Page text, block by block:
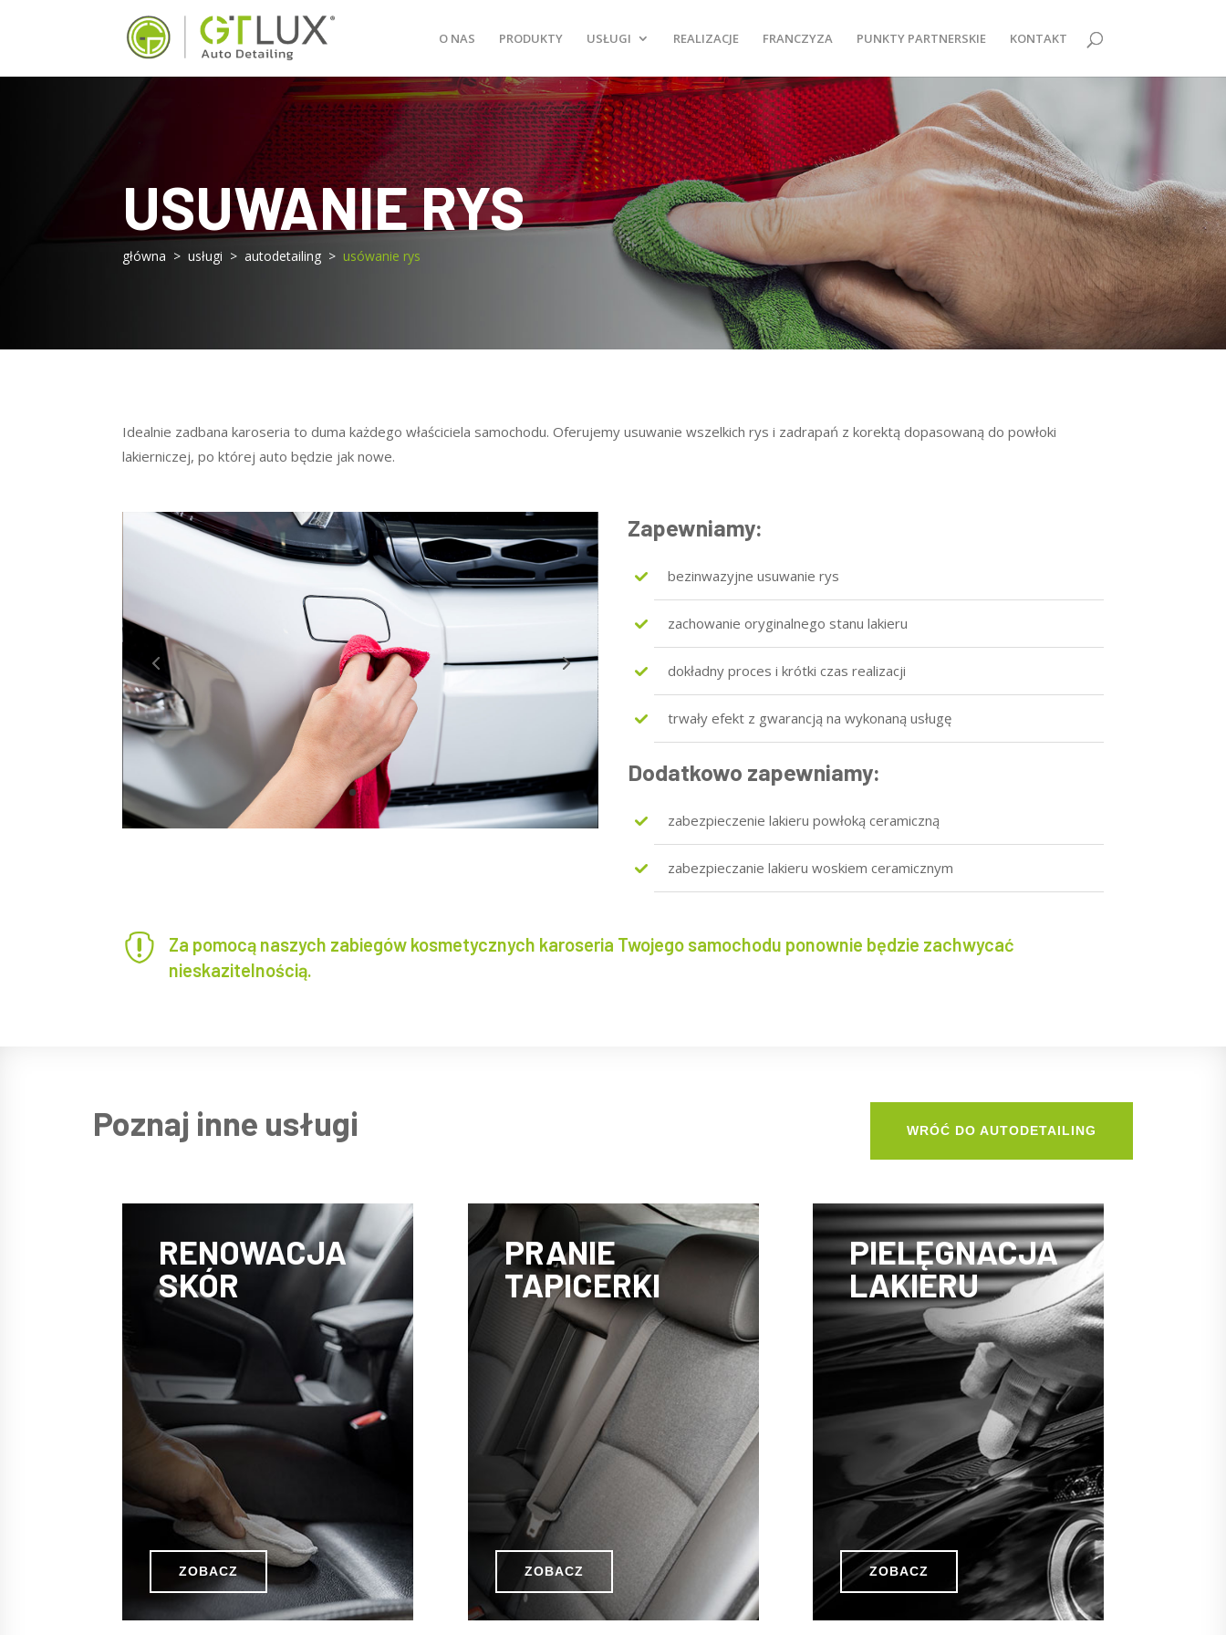
O NAS PRODUKTY USŁUGI REALIZACJE FRANCZYZA PUNKTY PARTNERSKIE KONTAKT
USUWANIE RYS
główna > usługi > autodetailing > usówanie rys
Idealnie zadbana karoseria to duma każdego właściciela samochodu. Oferujemy usuwanie wszelkich rys i zadrapań z korektą dopasowaną do powłoki
lakierniczej, po której auto będzie jak nowe.
Zapewniamy:
bezinwazyjne usuwanie rys
zachowanie oryginalnego stanu lakieru
dokładny proces i krótki czas realizacji
trwały efekt z gwarancją na wykonaną usługę
Dodatkowo zapewniamy:
zabezpieczenie lakieru powłoką ceramiczną
zabezpieczanie lakieru woskiem ceramicznym

Za pomocą naszych zabiegów kosmetycznych karoseria Twojego samochodu ponownie będzie zachwycać
nieskazitelnością.
Poznaj inne usługi WRÓĆ DO AUTODETAILING
RENOWACJA
SKÓR
ZOBACZ
PRANIE
TAPICERKI
ZOBACZ
PIELĘGNACJA
LAKIERU
ZOBACZ